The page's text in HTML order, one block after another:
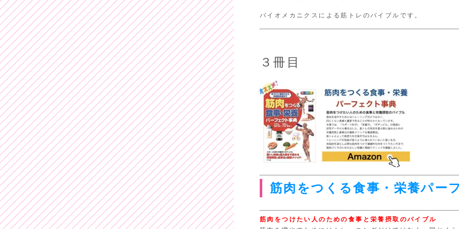
バイオメカニクスによる筋トレのバイブルです。
３冊目
筋肉をつくる食事・栄養パー
筋肉をつけたい人のための食事と栄養摂取のバイブル